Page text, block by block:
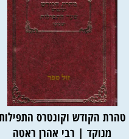
טהרת הקודש וקונטרס התפילות
מנוקד | רבי אהרן ראטה